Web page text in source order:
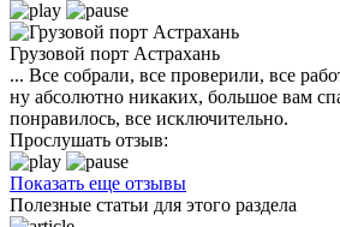
Грузовой порт Астрахань
... Все собрали, все проверили, все
ну абсолютно никаких, большое вам
понравилось, все исключительно.
Прослушать отзыв:
Показать еще отзывы
Полезные статьи для этого раздела